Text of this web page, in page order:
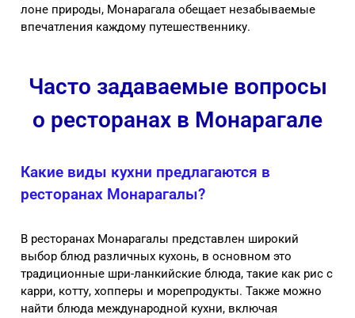
лоне природы, Монарагала обещает незабываемые
впечатления каждому путешественнику.
Часто задаваемые вопросы
о ресторанах в Монарагале
Какие виды кухни предлагаются в
ресторанах Монарагалы?
В ресторанах Монарагалы представлен широкий
выбор блюд различных кухонь, в основном это
традиционные шри-ланкийские блюда, такие как рис с
карри, котту, хопперы и морепродукты. Также можно
найти блюда международной кухни, включая